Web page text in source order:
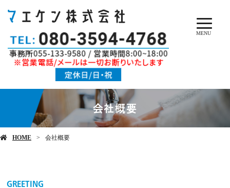
MENU
会社概要
HOME 会社概要
GREETING